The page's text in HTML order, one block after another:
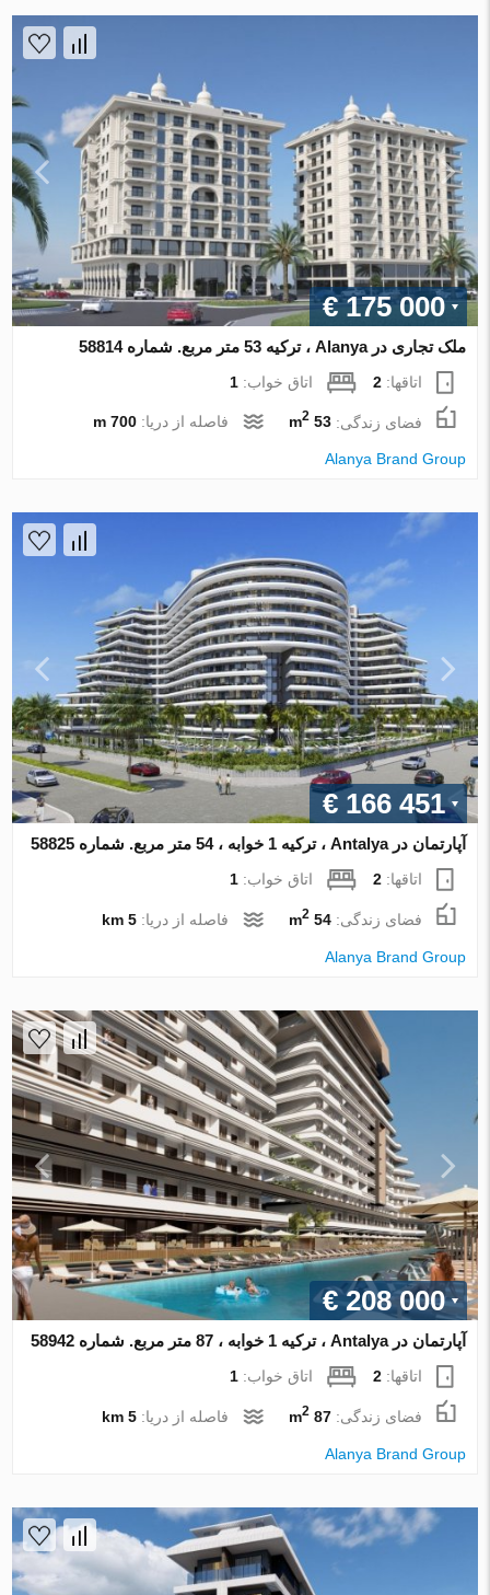
€ 175 000
ملک تجاری در Alanya ، ترکیه 53 متر مربع. شماره 58814
اتاقها:2 اتاق خواب:1
فضای زندگی:53 m
2 فاصله از دریا:700 m
Alanya Brand Group
€ 166 451
آپارتمان در Antalya ، ترکیه 1 خوابه ، 54 متر مربع. شماره 58825
اتاقها:2 اتاق خواب:1
فضای زندگی:54 m
2 فاصله از دریا:5 km
Alanya Brand Group
€ 208 000
آپارتمان در Antalya ، ترکیه 1 خوابه ، 87 متر مربع. شماره 58942
اتاقها:2 اتاق خواب:1
فضای زندگی:87 m
2 فاصله از دریا:5 km
Alanya Brand Group